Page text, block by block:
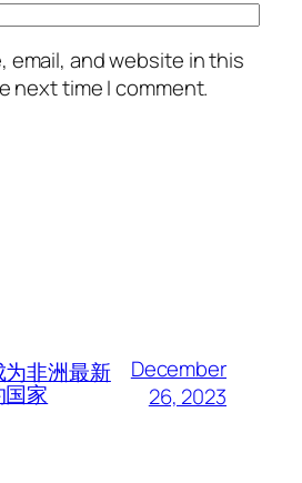
email, and website in this
next time I comment.
非洲最新
家
December
26, 2023